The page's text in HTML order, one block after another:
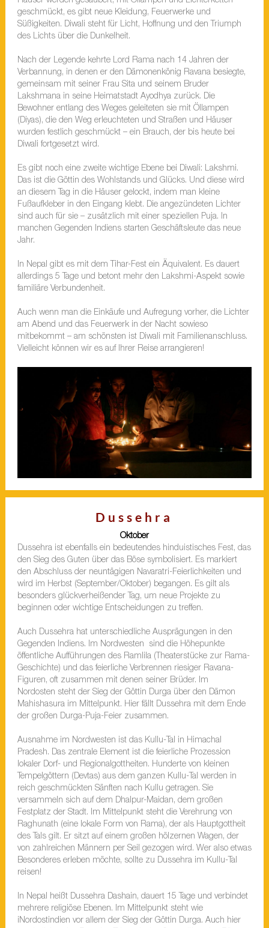
geschmückt, es gibt neue Kleidung, Feuerwerke und
Süßigkeiten. Diwali steht für Licht, Hoffnung und den Triumph
des Lichts über die Dunkelheit.
Nach der Legende kehrte Lord Rama nach 14 Jahren der
Verbannung, in denen er den Dämonenkönig Ravana besiegte,
gemeinsam mit seiner Frau Sita und seinem Bruder
Lakshmana in seine Heimatstadt Ayodhya zurück. Die
Bewohner entlang des Weges geleiteten sie mit Öllampen
(Diyas), die den Weg erleuchteten und Straßen und Häuser
wurden festlich geschmückt – ein Brauch, der bis heute bei
Diwali fortgesetzt wird.
Es gibt noch eine zweite wichtige Ebene bei Diwali: Lakshmi.
Das ist die Göttin des Wohlstands und Glücks. Und diese wird
an diesem Tag in die Häuser gelockt, indem man kleine
Fußaufkleber in den Eingang klebt. Die angezündeten Lichter
sind auch für sie – zusätzlich mit einer speziellen Puja. In
manchen Gegenden Indiens starten Geschäftsleute das neue
Jahr.
In Nepal gibt es mit dem Tihar-Fest ein Äquivalent. Es dauert
allerdings 5 Tage und betont mehr den Lakshmi-Aspekt sowie
familiäre Verbundenheit.
Auch wenn man die Einkäufe und Aufregung vorher, die Lichter
am Abend und das Feuerwerk in der Nacht sowieso
mitbekommt – am schönsten ist Diwali mit Familienanschluss.
Vielleicht können wir es auf Ihrer Reise arrangieren!
Dussehra
Oktober
Dussehra ist ebenfalls ein bedeutendes hinduistisches Fest, das
den Sieg des Guten über das Böse symbolisiert. Es markiert
den Abschluss der neuntägigen Navaratri-Feierlichkeiten und
wird im Herbst (September/Oktober) begangen. Es gilt als
besonders glückverheißender Tag, um neue Projekte zu
beginnen oder wichtige Entscheidungen zu treffen.
Auch Dussehra hat unterschiedliche Ausprägungen in den
Gegenden Indiens. Im Nordwesten sind die Höhepunkte
öffentliche Aufführungen des Ramlila (Theaterstücke zur Rama-
Geschichte) und das feierliche Verbrennen riesiger Ravana-
Figuren, oft zusammen mit denen seiner Brüder. Im
Nordosten steht der Sieg der Göttin Durga über den Dämon
Mahishasura im Mittelpunkt. Hier fällt Dussehra mit dem Ende
der großen Durga-Puja-Feier zusammen.
Ausnahme im Nordwesten ist das Kullu-Tal in Himachal
Pradesh. Das zentrale Element ist die feierliche Prozession
lokaler Dorf- und Regionalgottheiten. Hunderte von kleinen
Tempelgöttern (Devtas) aus dem ganzen Kullu-Tal werden in
reich geschmückten Sänften nach Kullu getragen. Sie
versammeln sich auf dem Dhalpur-Maidan, dem großen
Festplatz der Stadt. Im Mittelpunkt steht die Verehrung von
Raghunath (eine lokale Form von Rama), der als Hauptgottheit
des Tals gilt. Er sitzt auf einem großen hölzernen Wagen, der
von zahlreichen Männern per Seil gezogen wird. Wer also etwas
Besonderes erleben möchte, sollte zu Dussehra im Kullu-Tal
reisen!
In Nepal heißt Dussehra Dashain, dauert 15 Tage und verbindet
mehrere religiöse Ebenen. Im Mittelpunkt steht wie
iNordostindien vor allem der Sieg der Göttin Durga. Auch hier